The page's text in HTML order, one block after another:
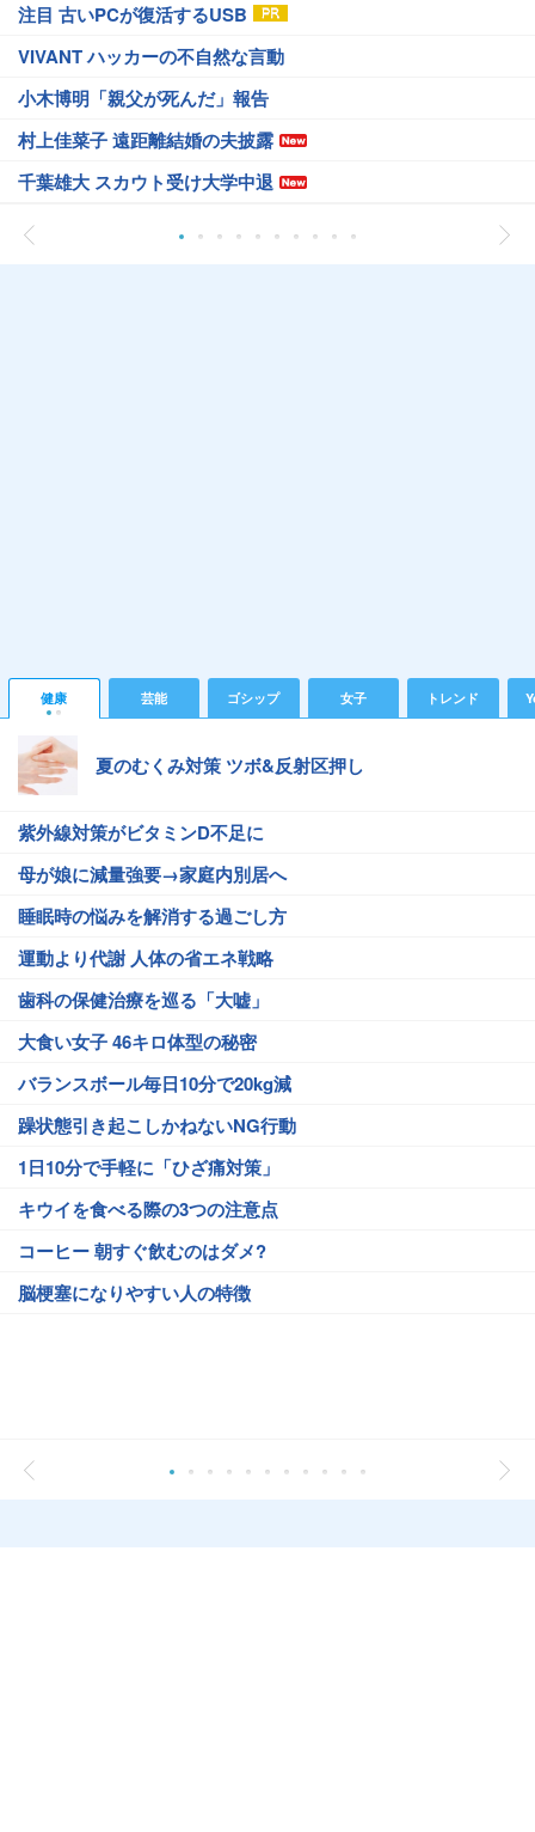
注目 古いPCが復活するUSB
VIVANT ハッカーの不自然な言動
小木博明「親父が死んだ」報告
村上佳菜子 遠距離結婚の夫披露
千葉雄大 スカウト受け大学中退
健康 芸能 ゴシップ 女子 トレンド
夏のむくみ対策 ツボ&反射区押し
紫外線対策がビタミンD不足に
母が娘に減量強要→家庭内別居へ
睡眠時の悩みを解消する過ごし方
運動より代謝 人体の省エネ戦略
歯科の保健治療を巡る「大嘘」
大食い女子 46キロ体型の秘密
バランスボール毎日10分で20kg減
躁状態引き起こしかねないNG行動
1日10分で手軽に「ひざ痛対策」
キウイを食べる際の3つの注意点
コーヒー 朝すぐ飲むのはダメ?
脳梗塞になりやすい人の特徴